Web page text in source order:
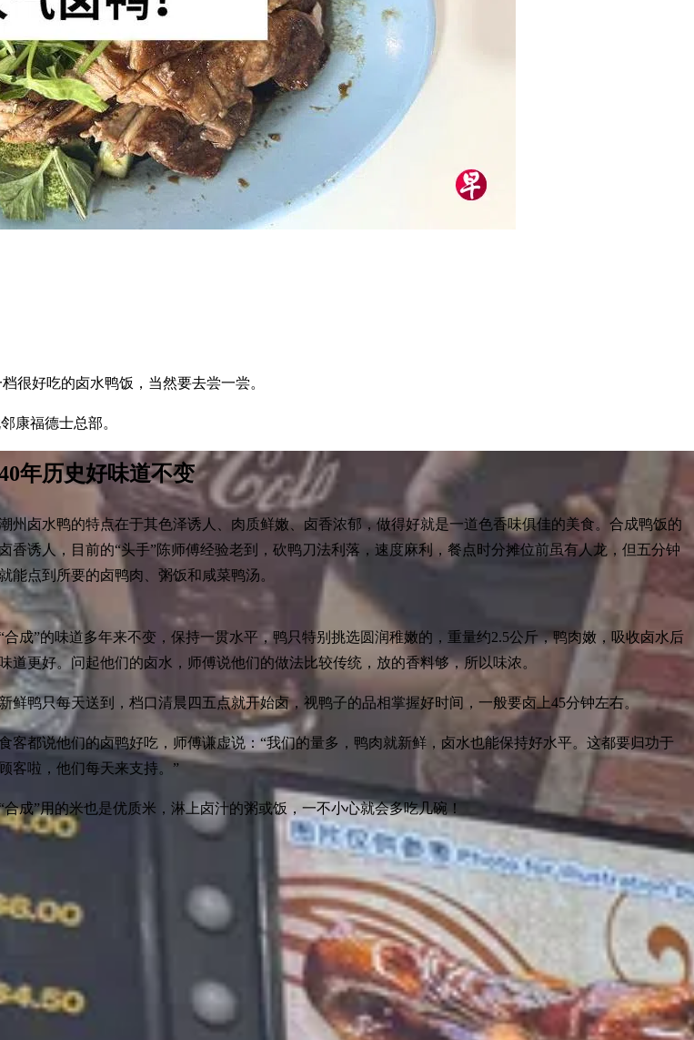
很好吃的卤水鸭饭，当然要去尝一尝。
康福德士总部。
年历史好味道不变
州卤水鸭的特点在于其色泽诱人、肉质鲜嫩、卤香浓郁，做得好就是一道色香味俱佳的美食。合成鸭饭的
卤香诱人，目前的“头手”陈师傅经验老到，砍鸭刀法利落，速度麻利，餐点时分摊位前虽有人龙，但五分钟
能点到所要的卤鸭肉、粥饭和咸菜鸭汤。
合成”的味道多年来不变，保持一贯水平，鸭只特别挑选圆润稚嫩的，重量约2.5公斤，鸭肉嫩，吸收卤水后
味道更好。问起他们的卤水，师傅说他们的做法比较传统，放的香料够，所以味浓。
鲜鸭只每天送到，档口清晨四五点就开始卤，视鸭子的品相掌握好时间，一般要卤上45分钟左右。
客都说他们的卤鸭好吃，师傅谦虚说：“我们的量多，鸭肉就新鲜，卤水也能保持好水平。这都要归功于
顾客啦，他们每天来支持。”
合成”用的米也是优质米，淋上卤汁的粥或饭，一不小心就会多吃几碗！